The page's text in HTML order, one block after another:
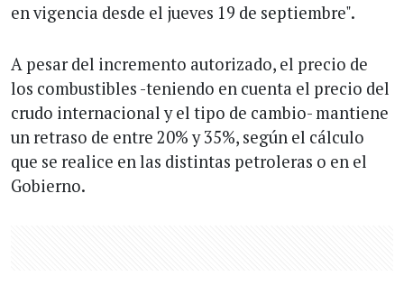
en vigencia desde el jueves 19 de septiembre".
A pesar del incremento autorizado, el precio de
los combustibles -teniendo en cuenta el precio del
crudo internacional y el tipo de cambio- mantiene
un retraso de entre 20% y 35%, según el cálculo
que se realice en las distintas petroleras o en el
Gobierno.